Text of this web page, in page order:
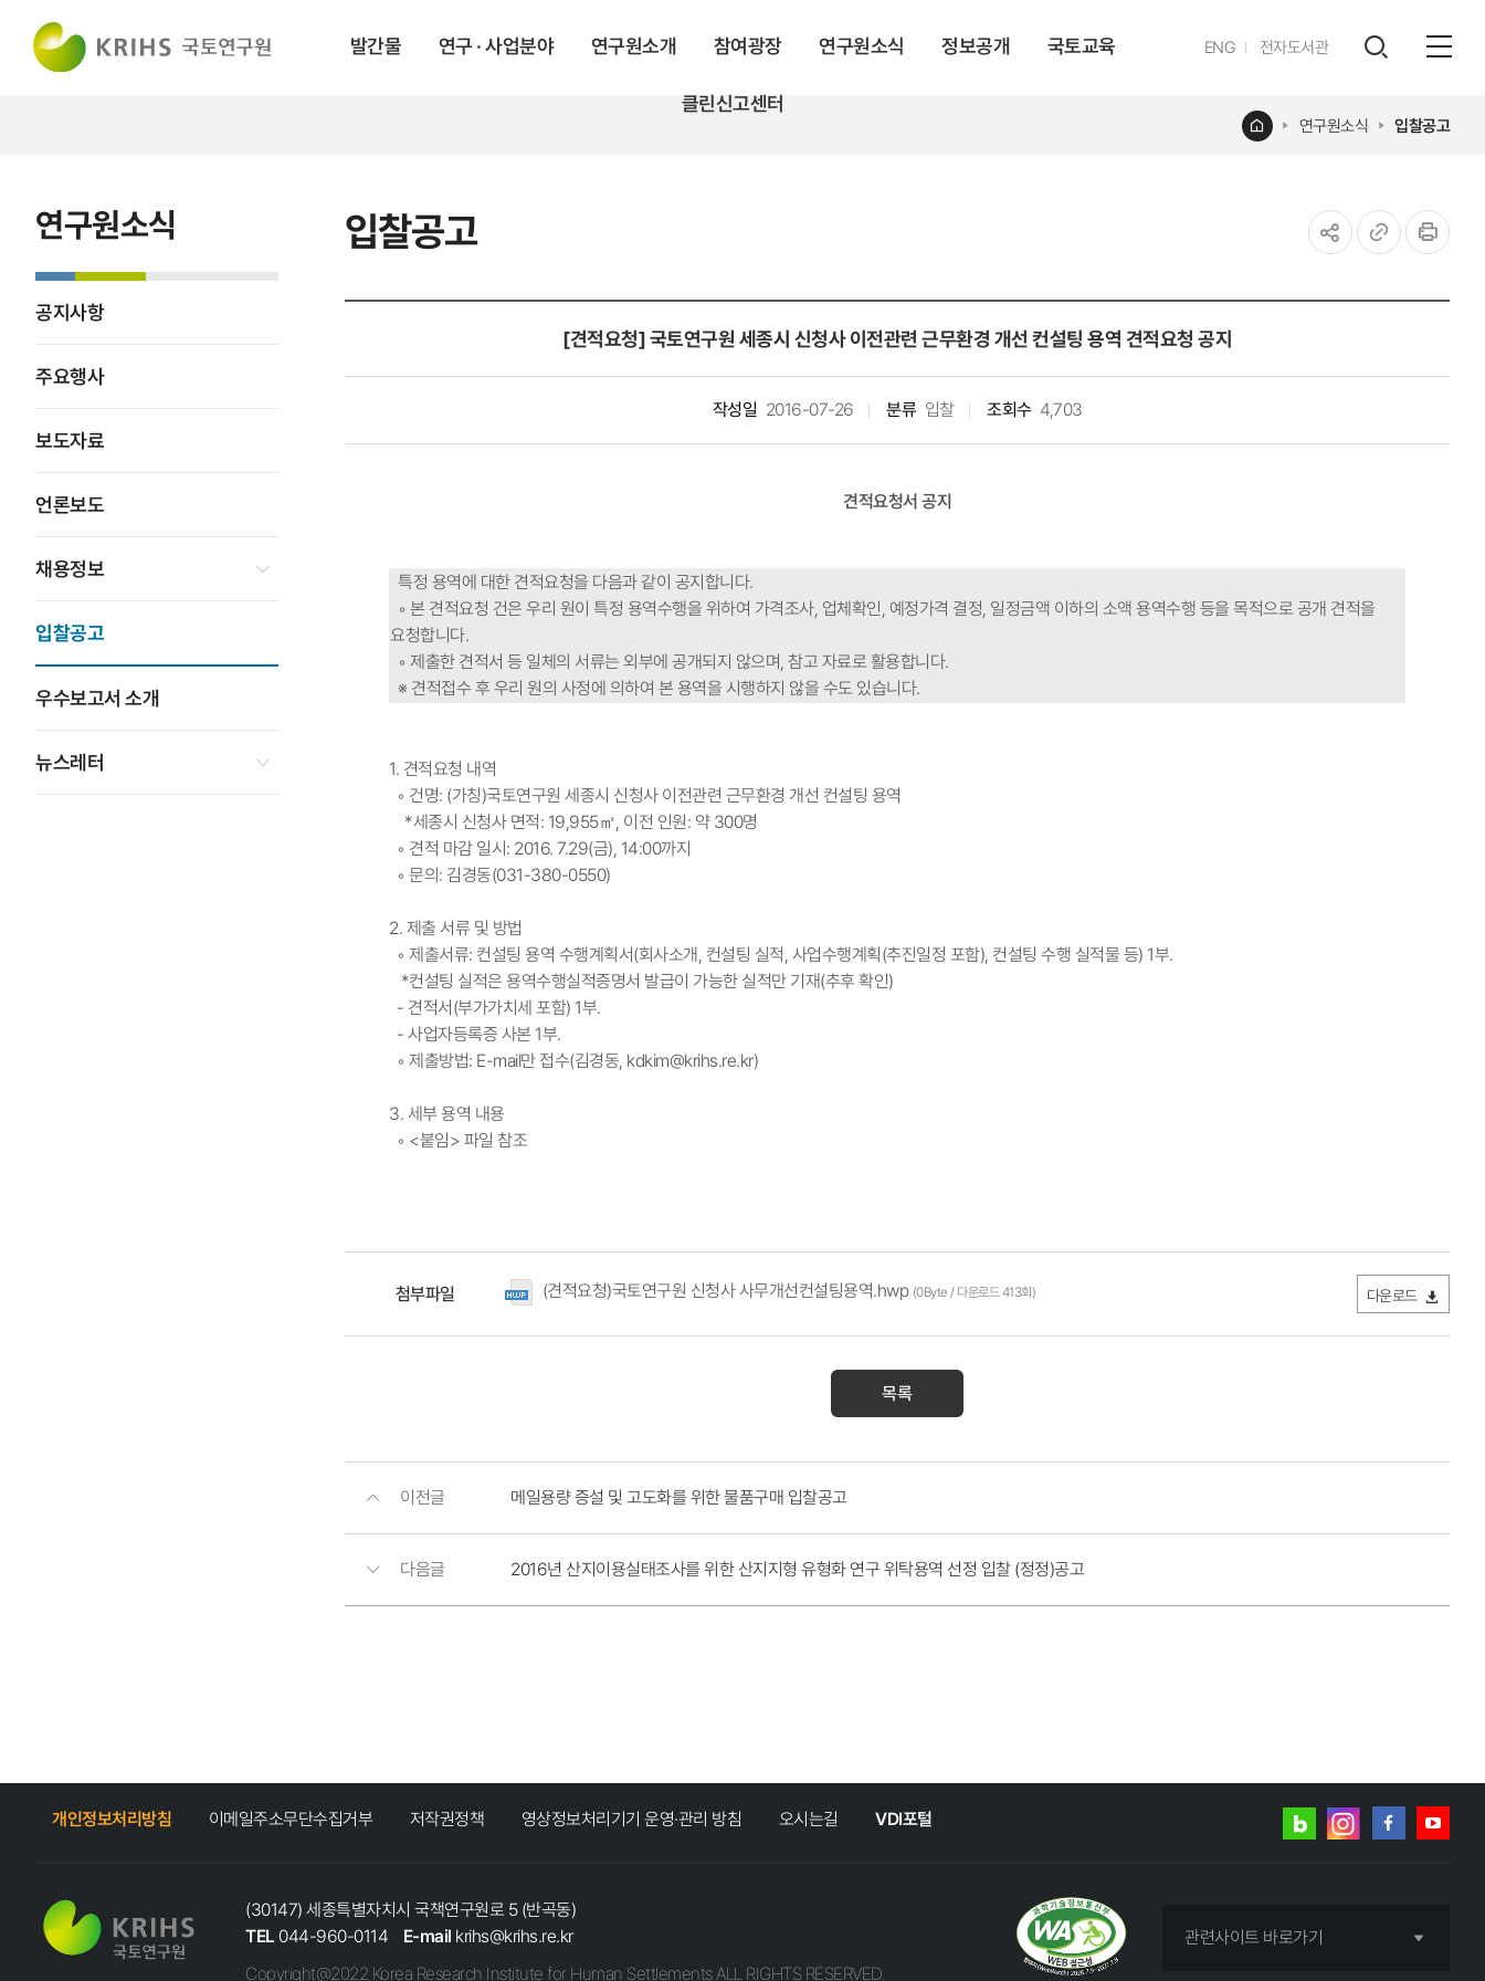
발간물 연구 · 사업분야 연구원소개 참여광장 연구원소식 정보공개 국토교육
클린신고센터
ENG영문전자도서관
레이어
입찰공고
홈 연구원소식 입찰공고
연구원소식
공지사항
주요행사
보도자료
언론보도
채용정보
입찰공고
우수보고서 소개
뉴스레터
[견적요청] 국토연구원 세종시 신청사 이전관련 근무환경 개선 컨설팅 용역 견적요청 공지
작성일 2016-07-26 분류 입찰 조회수 4,703
견적요청서 공지
특정 용역에 대한 견적요청을 다음과 같이 공지합니다.
◦ 본 견적요청 건은 우리 원이 특정 용역수행을 위하여 가격조사, 업체확인, 예정가격 결정, 일정금액 이하의 소액 용역수행 등을 목적으로 공개 견적을
요청합니다.
◦ 제출한 견적서 등 일체의 서류는 외부에 공개되지 않으며, 참고 자료로 활용합니다.
※ 견적접수 후 우리 원의 사정에 의하여 본 용역을 시행하지 않을 수도 있습니다.
1. 견적요청 내역
◦ 건명: (가칭)국토연구원 세종시 신청사 이전관련 근무환경 개선 컨설팅 용역
*세종시 신청사 면적: 19,955㎡, 이전 인원: 약 300명
◦ 견적 마감 일시: 2016. 7.29(금), 14:00까지
◦ 문의: 김경동(031-380-0550)
2. 제출 서류 및 방법
◦ 제출서류: 컨설팅 용역 수행계획서(회사소개, 컨설팅 실적, 사업수행계획(추진일정 포함), 컨설팅 수행 실적물 등) 1부.
*컨설팅 실적은 용역수행실적증명서 발급이 가능한 실적만 기재(추후 확인)
- 견적서(부가가치세 포함) 1부.
- 사업자등록증 사본 1부.
◦ 제출방법: E-mail만 접수(김경동, kdkim@krihs.re.kr)
3. 세부 용역 내용
◦ <붙임> 파일 참조​
첨부파일 (견적요청)국토연구원 신청사 사무개선컨설팅용역.hwp (0Byte / 다운로드 413회) 다운로드
목록
이전글 메일용량 증설 및 고도화를 위한 물품구매 입찰공고
다음글 2016년 산지이용실태조사를 위한 산지지형 유형화 연구 위탁용역 선정 입찰 (정정)공고
개인정보처리방침 이메일주소무단수집거부 저작권정책 영상정보처리기기 운영·관리 방침 오시는길 VDI포털
네이버
인스타그램
(30147) 세종특별자치시 국책연구원로 5 (반곡동)
TEL 044-960-0114 E-mail krihs@krihs.re.kr
Copyright@2022 Korea Research Institute for Human Settlements ALL RIGHTS RESERVED.
관련사이트 바로가기